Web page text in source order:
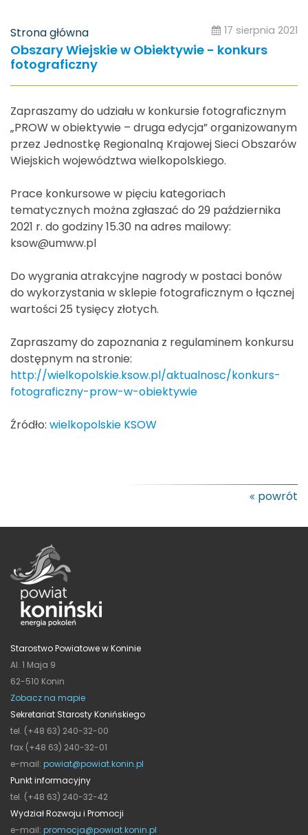
Strona główna 17 sierpnia 2021
Obszary Wiejskie w Obiektywie - konkurs
fotograficzny
Zapraszamy do udziału w konkursie fotograficznym
„PROW w obiektywie – druga edycja” organizowanym
przez Jednostkę Regionalną Krajowej Sieci Obszarów
Wiejskich województwa wielkopolskiego.
Prace konkursowe w pięciu kategoriach
tematycznych można zgłaszać do 29 października
2021 r. do godziny 15.30 na adres mailowy:
ksow@umww.pl
Do wygrania atrakcyjne nagrody w postaci bonów
do wykorzystania w sklepie fotograficznym o łącznej
wartości 25 tysięcy złotych.
Zapraszamy do zapoznania z regulaminem konkursu
dostępnym na stronie:
http://wielkopolskie.ksow.pl/aktualnosc/konkurs-
fotograficzny-prow-w-obiektywie
Źródło: wielkopolskie KSOW
powrót
Starostwo Powiatowe w Koninie
Al. 1 Maja 9
62-510 Konin
Zobacz na mapie
Sekretariat Starosty Konińskiego
tel. (+48 63) 240-32-00
fax (+48 63) 240-32-01
e-mail: powiat@powiat.konin.pl
Punkt informacyjny
tel. (+48 63) 240-32-42
Wydział Rozwoju i Promocji
e-mail: promocja@powiat.konin.pl